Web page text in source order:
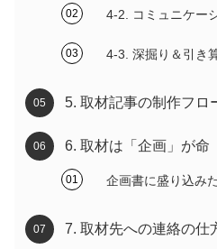
4-2. コミュニケー
4-3. 深掘り＆引き
5. 取材記事の制作フロ
6. 取材は「企画」が命
企画書に盛り込み
7. 取材先への連絡の仕